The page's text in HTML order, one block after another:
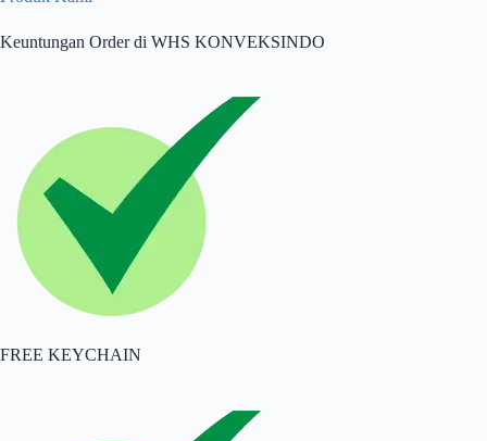
Keuntungan Order di WHS KONVEKSINDO
FREE KEYCHAIN